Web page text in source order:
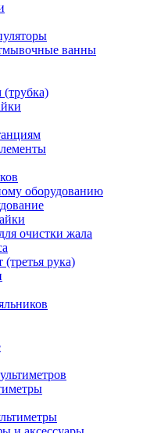
ванны
оборудованию
очистки жала
рука)